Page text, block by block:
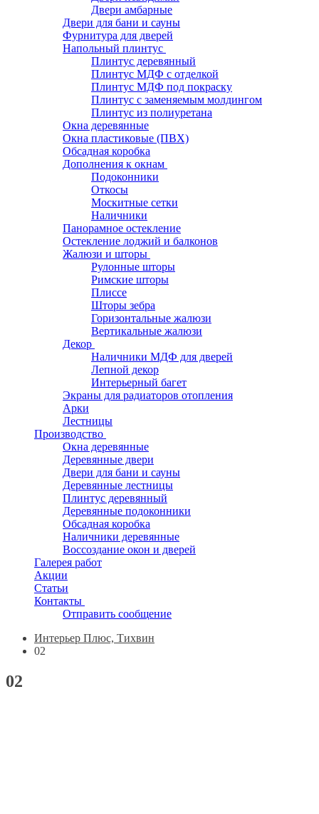
Двери амбарные
Двери для бани и сауны
Фурнитура для дверей
Напольный плинтус
Плинтус деревянный
Плинтус МДФ с отделкой
Плинтус МДФ под покраску
Плинтус с заменяемым молдингом
Плинтус из полиуретана
Окна деревянные
Окна пластиковые (ПВХ)
Обсадная коробка
Дополнения к окнам
Подоконники
Откосы
Москитные сетки
Наличники
Панорамное остекление
Остекление лоджий и балконов
Жалюзи и шторы
Рулонные шторы
Римские шторы
Плиссе
Шторы зебра
Горизонтальные жалюзи
Вертикальные жалюзи
Декор
Наличники МДФ для дверей
Лепной декор
Интерьерный багет
Экраны для радиаторов отопления
Арки
Лестницы
Производство
Окна деревянные
Деревянные двери
Двери для бани и сауны
Деревянные лестницы
Плинтус деревянный
Деревянные подоконники
Обсадная коробка
Наличники деревянные
Воссоздание окон и дверей
Галерея работ
Акции
Статьи
Контакты
Отправить сообщение
Интерьер Плюс, Тихвин
02
02